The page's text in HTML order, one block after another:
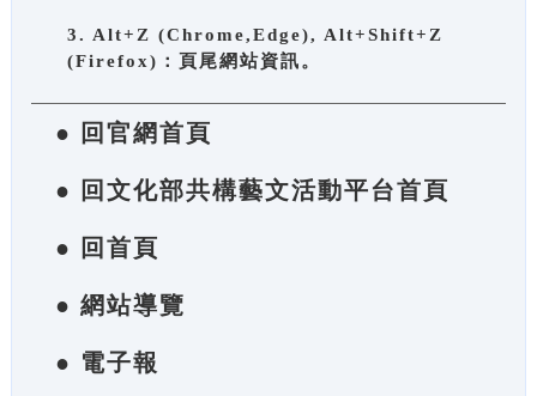
3. Alt+Z (Chrome,Edge), Alt+Shift+Z
(Firefox)：頁尾網站資訊。
● 回官網首頁
● 回文化部共構藝文活動平台首頁
● 回首頁
● 網站導覽
● 電子報